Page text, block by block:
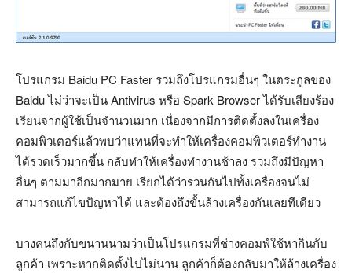
โปรแกรม Baidu PC Faster รวมถึงโปรแกรมอื่นๆ ในตระกูลของ
Baidu ไม่ว่าจะเป็น Antivirus หรือ Spark Browser ได้รับเสียงร้อง
เรียนจากผู้ใช้เป็นจำนวนมาก เนื่องจากมีการติดตั้งลงในเครื่อง
คอมพิวเตอร์แล้วพบว่าแทนที่จะทำให้เครื่องคอมพิวเตอร์ทำงาน
ได้รวดเร็วมากขึ้น กลับทำให้เครื่องทำงานช้าลง รวมถึงมีปัญหา
อื่นๆ ตามมาอีกมากมาย เรียกได้ว่ารวนกันไปทั้งเครื่องจนไม่
สามารถแก้ไขปัญหาได้ และต้องถึงขั้นล้างเครื่องกันเลยทีเดียว
บางคนถึงกับขนานนามว่าเป็นโปรแกรมที่ช่างคอมพ์ใช้หากินกับ
ลูกค้า เพราะหากติดตั้งไปไม่นาน ลูกค้าก็ต้องกลับมาให้ล้างเครื่อง